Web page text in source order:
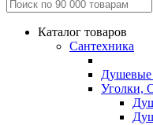
Каталог товаров
Сантехника
Уголки,